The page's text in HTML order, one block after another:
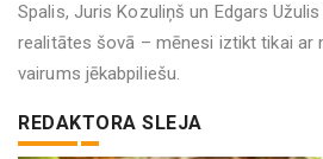
Spalis, Juris Kozuliņš un Edgars
realitātes šovā – mēnesi iztikt tikai ar
vairums jēkabpiliešu.
REDAKTORA SLEJA